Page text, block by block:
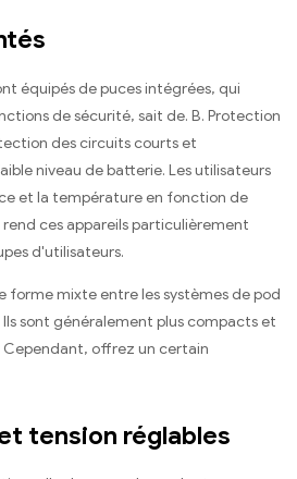
équipés de puces intégrées, qui
de sécurité, sait de. B. Protection
des circuits courts et
niveau de batterie. Les utilisateurs
et la température en fonction de
ces appareils particulièrement
d'utilisateurs.
forme mixte entre les systèmes de pod
sont généralement plus compacts et
Cependant, offrez un certain
tension réglables